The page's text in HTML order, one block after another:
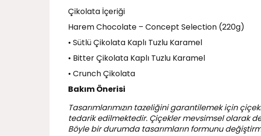
Çikolata İçeriği
Harem Chocolate – Concept Selection (220g)
• Sütlü Çikolata Kaplı Tuzlu Karamel
• Bitter Çikolata Kaplı Tuzlu Karamel
• Crunch Çikolata
Bakım Önerisi
Tasarımlarımızın tazeliğini garantilemek için
tedarik edilmektedir. Çiçekler mevsimsel olarak
Böyle bir durumda tasarımların formunu